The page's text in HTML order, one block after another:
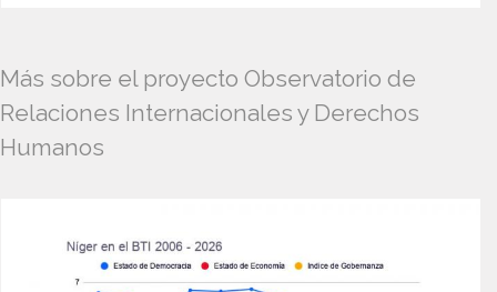
Más sobre el proyecto Observatorio de
Relaciones Internacionales y Derechos
Humanos